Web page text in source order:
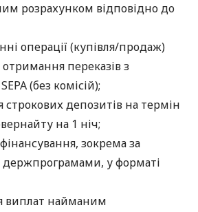
розрахунком відповідно до
операції (купівля/продаж)
отримання переказів з
(без комісій);
депозитів на термін
на 1 ніч;
зокрема за
держпрограмами, у форматі
виплат найманим